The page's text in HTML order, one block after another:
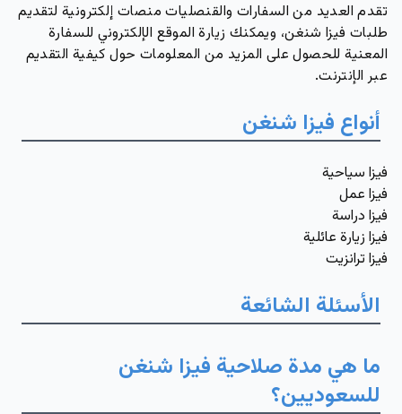
تقدم العديد من السفارات والقنصليات منصات إلكترونية لتقديم
طلبات فيزا شنغن، ويمكنك زيارة الموقع الإلكتروني للسفارة
المعنية للحصول على المزيد من المعلومات حول كيفية التقديم
عبر الإنترنت.
أنواع فيزا شنغن
فيزا سياحية
فيزا عمل
فيزا دراسة
فيزا زيارة عائلية
فيزا ترانزيت
الأسئلة الشائعة
ما هي مدة صلاحية فيزا شنغن
للسعوديين؟